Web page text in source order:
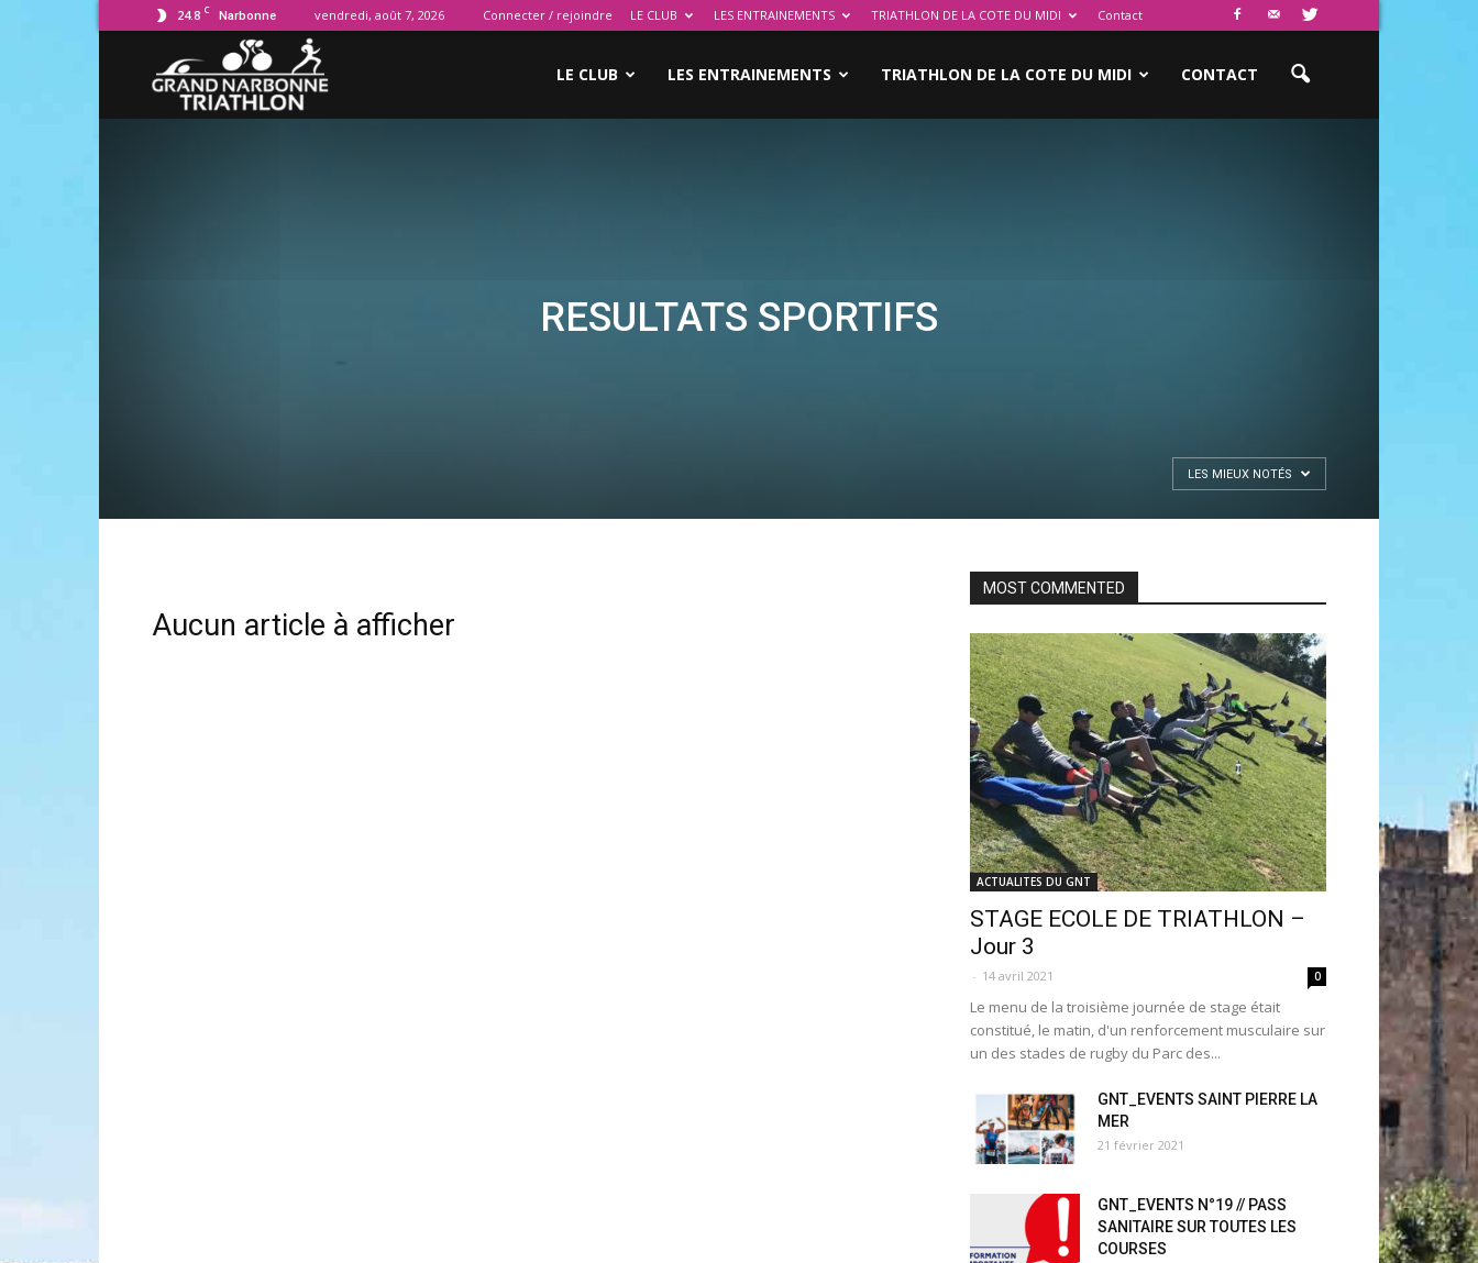
24.8 C Narbonne vendredi, août 7, 2026 Connecter / rejoindre LE CLUB LES ENTRAINEMENTS TRIATHLON DE LA COTE DU MIDI Contact
Grand LE CLUB LES ENTRAINEMENTS TRIATHLON DE LA COTE DU MIDI CONTACT
RESULTATS SPORTIFS
LES MIEUX NOTÉS
Aucun article à afficher
MOST COMMENTED
ACTUALITES DU GNT
STAGE ECOLE DE TRIATHLON –
Jour 3
- 14 avril 2021 0
Le menu de la troisième journée de stage était
constitué, le matin, d'un renforcement musculaire sur
un des stades de rugby du Parc des...
GNT_EVENTS SAINT PIERRE LA
MER
21 février 2021
GNT_EVENTS N°19 // PASS
SANITAIRE SUR TOUTES LES
COURSES